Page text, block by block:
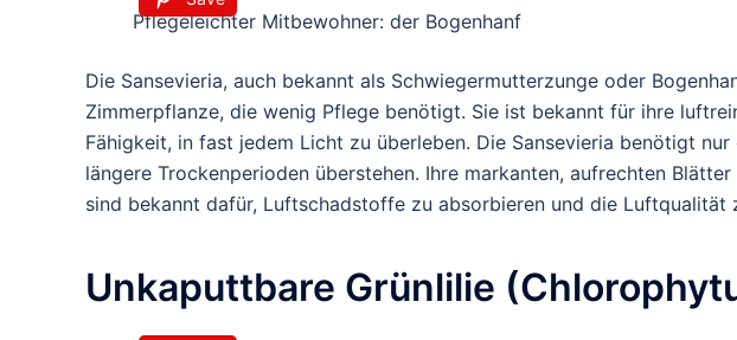
Pflegeleichter Mitbewohner: der Bogenhanf
Die Sansevieria, auch bekannt als Schwiegermutterzunge oder
Zimmerpflanze, die wenig Pflege benötigt. Sie ist bekannt für ihre
Fähigkeit, in fast jedem Licht zu überleben. Die Sansevieria benötigt
längere Trockenperioden überstehen. Ihre markanten, aufrechten
sind bekannt dafür, Luftschadstoffe zu absorbieren und die Luftqualität
Unkaputtbare Grünlilie